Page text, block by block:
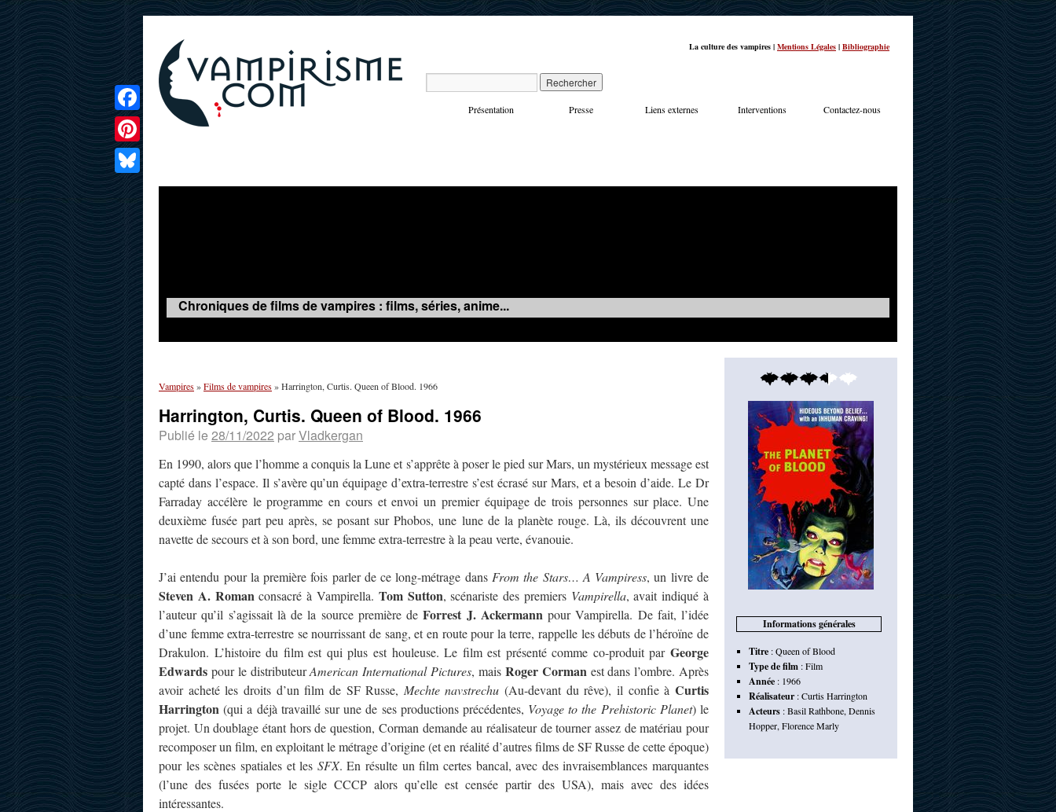
La culture des vampires | Mentions Légales | Bibliographie
Présentation Presse Liens externes Interventions Contactez-nous
Chroniques de films de vampires : films, séries, anime...
Vampires»Films de vampires»Harrington, Curtis. Queen of Blood. 1966
Harrington, Curtis. Queen of Blood. 1966
Publié le 28/11/2022 parVladkergan
En 1990, alors que l’homme a conquis la Lune et s’apprête à poser le pied sur Mars, un mystérieux message est
capté dans l’espace. Il s’avère qu’un équipage d’extra-terrestre s’est écrasé sur Mars, et a besoin d’aide. Le Dr
Farraday accélère le programme en cours et envoi un premier équipage de trois personnes sur place. Une
deuxième fusée part peu après, se posant sur Phobos, une lune de la planète rouge. Là, ils découvrent une
navette de secours et à son bord, une femme extra-terrestre à la peau verte, évanouie.
J’ai entendu pour la première fois parler de ce long-métrage dans From the Stars… A Vampiress, un livre de
Steven A. Roman consacré à Vampirella. Tom Sutton, scénariste des premiers Vampirella, avait indiqué à
l’auteur qu’il s’agissait là de la source première deForrest J. Ackermann pour Vampirella. De fait, l’idée
d’une femme extra-terrestre se nourrissant de sang, et en route pour la terre, rappelle les débuts de l’héroïne de
Drakulon. L’histoire du film est qui plus est houleuse. Le film est présenté comme co-produit par George
Edwards pour le distributeurAmerican International Pictures, mais Roger Corman est dans l’ombre. Après
avoir acheté les droits d’un film de SF Russe, Mechte navstrechu (Au-devant du rêve), il confie àCurtis
Harrington (qui a déjà travaillé sur une de ses productions précédentes, Voyage to the Prehistoric Planet) le
projet. Un doublage étant hors de question, Corman demande au réalisateur de tourner assez de matériau pour
recomposer un film, en exploitant le métrage d’origine (et en réalité d’autres films de SF Russe de cette époque)
pour les scènes spatiales et les SFX. En résulte un film certes bancal, avec des invraisemblances marquantes
(l’une des fusées porte le sigle CCCP alors qu’elle est censée partir des USA), mais avec des idées
intéressantes.
Facebook
Pinterest
Bluesky
Informations générales
Titre:Queen of Blood
Type de film:Film
Année: 1966
Réalisateur:Curtis Harrington
Acteurs:Basil Rathbone, Dennis
Hopper, Florence Marly